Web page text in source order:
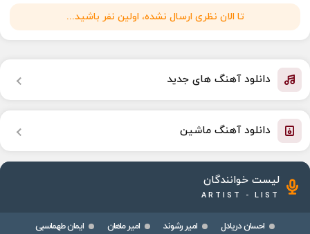
تا الان نظری ارسال نشده، اولین نفر باشید...
دانلود آهنگ های جدید
دانلود آهنگ ماشین
لیست خوانندگان
ARTIST - LIST
احسان دریادل امیر رشوند امیر ماهان
ایمان طهماسبی